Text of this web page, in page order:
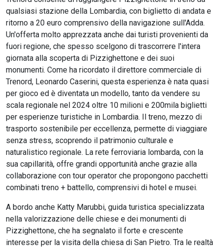
qualsiasi stazione della Lombardia, con biglietto di andata e
ritorno a 20 euro comprensivo della navigazione sull'Adda.
Un'offerta molto apprezzata anche dai turisti provenienti da
fuori regione, che spesso scelgono di trascorrere l'intera
giornata alla scoperta di Pizzighettone e dei suoi
monumenti. Come ha ricordato il direttore commerciale di
Trenord, Leonardo Caserini, questa esperienza è nata quasi
per gioco ed è diventata un modello, tanto da vendere su
scala regionale nel 2024 oltre 10 milioni e 200mila biglietti
per esperienze turistiche in Lombardia. Il treno, mezzo di
trasporto sostenibile per eccellenza, permette di viaggiare
senza stress, scoprendo il patrimonio culturale e
naturalistico regionale. La rete ferroviaria lombarda, con la
sua capillarità, offre grandi opportunità anche grazie alla
collaborazione con tour operator che propongono pacchetti
combinati treno + battello, comprensivi di hotel e musei.
A bordo anche Katty Marubbi, guida turistica specializzata
nella valorizzazione delle chiese e dei monumenti di
Pizzighettone, che ha segnalato il forte e crescente
interesse per la visita della chiesa di San Pietro. Tra le realtà